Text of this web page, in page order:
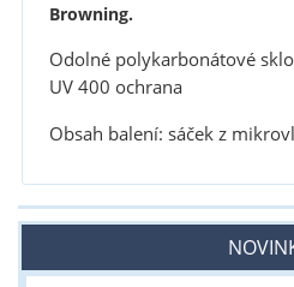
Browning.
Odolné polykarbonátové
UV 400 ochrana
Obsah balení: sáček z